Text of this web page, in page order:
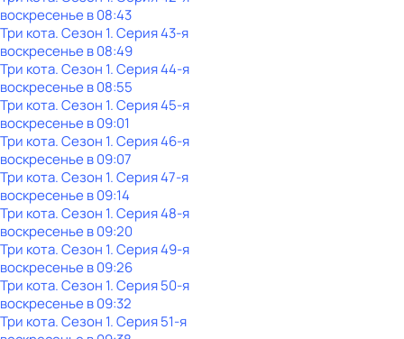
воскресенье в08:43
Три кота. Сезон 1. Серия 43-я
воскресенье в08:49
Три кота. Сезон 1. Серия 44-я
воскресенье в08:55
Три кота. Сезон 1. Серия 45-я
воскресенье в09:01
Три кота. Сезон 1. Серия 46-я
воскресенье в09:07
Три кота. Сезон 1. Серия 47-я
воскресенье в09:14
Три кота. Сезон 1. Серия 48-я
воскресенье в09:20
Три кота. Сезон 1. Серия 49-я
воскресенье в09:26
Три кота. Сезон 1. Серия 50-я
воскресенье в09:32
Три кота. Сезон 1. Серия 51-я